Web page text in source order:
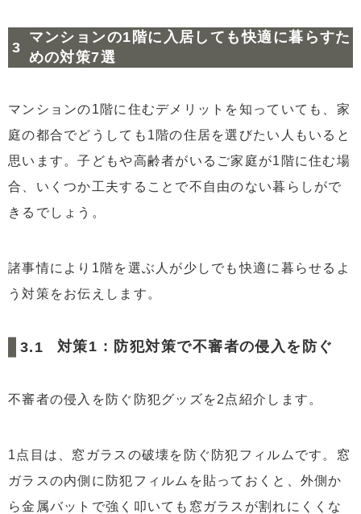
マンションの1階に入居しても快適に暮らすた
めの対策7選
マンションの1階に住むデメリットを知っていても、家
庭の都合でどうしても1階の住居を選びたい人もいると
思います。子どもや高齢者がいるご家庭が1階に住む場
合、いくつか工夫することで不自由のない暮らしがで
きるでしょう。
諸事情により1階を選ぶ人が少しでも快適に暮らせるよ
う対策をお伝えします。
対策1 : 防犯対策で不審者の侵入を防ぐ
不審者の侵入を防ぐ防犯グッズを2点紹介します。
1点目は、窓ガラスの破壊を防ぐ防犯フィルムです。窓
ガラスの内側に防犯フィルムを貼っておくと、外側か
ら金属バットで強く叩いても窓ガラスが割れにくくな